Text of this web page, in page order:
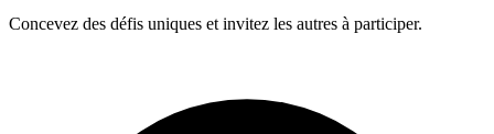
Concevez des défis uniques et invitez les autres à participer.